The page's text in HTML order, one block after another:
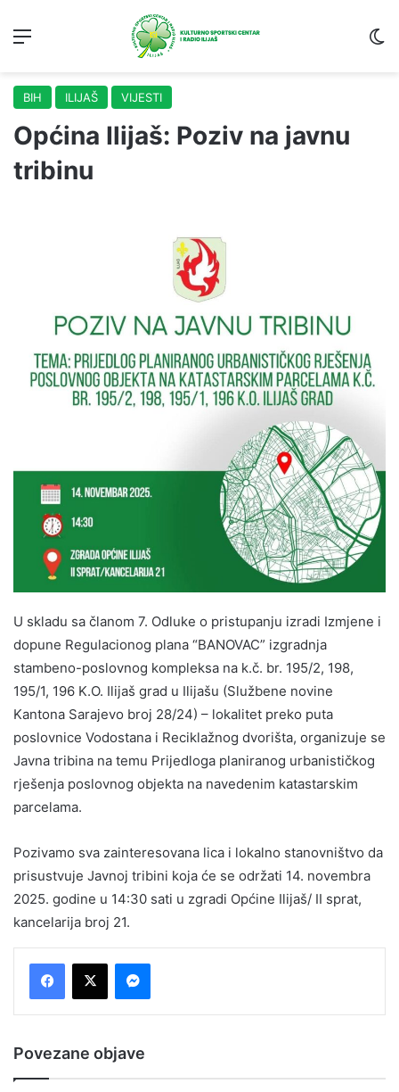
BIH ILIJAŠ VIJESTI
Općina Ilijaš: Poziv na javnu
tribinu
U skladu sa članom 7. Odluke o pristupanju izradi Izmjene i
dopune Regulacionog plana “BANOVAC” izgradnja
stambeno-poslovnog kompleksa na k.č. br. 195/2, 198,
195/1, 196 K.O. Ilijaš grad u Ilijašu (Službene novine
Kantona Sarajevo broj 28/24) – lokalitet preko puta
poslovnice Vodostana i Reciklažnog dvorišta, organizuje se
Javna tribina na temu Prijedloga planiranog urbanističkog
rješenja poslovnog objekta na navedenim katastarskim
parcelama.
Pozivamo sva zainteresovana lica i lokalno stanovništvo da
prisustvuje Javnoj tribini koja će se održati 14. novembra
2025. godine u 14:30 sati u zgradi Općine Ilijaš/ II sprat,
kancelarija broj 21.
Povezane objave